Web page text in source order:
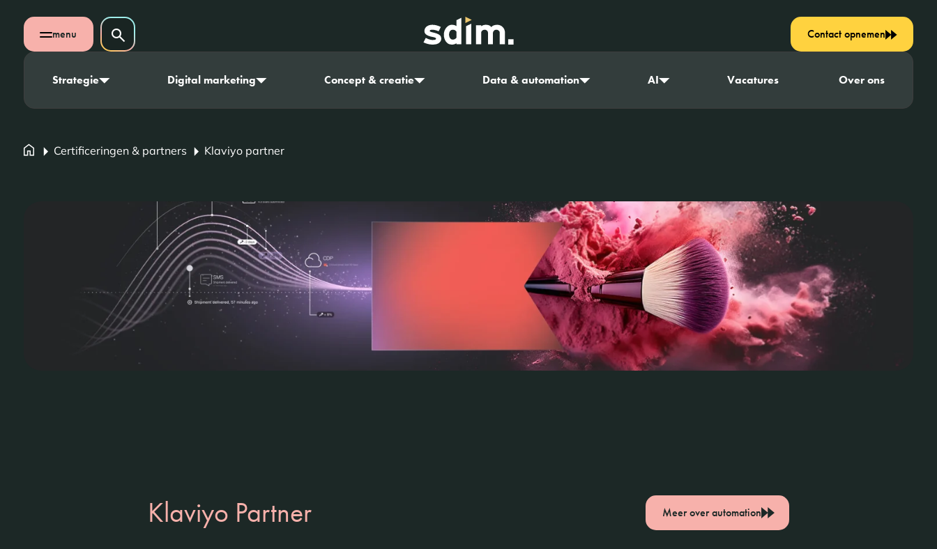
Navigatie overslaan
Open mobiel menu
menu Zoeken op website
Zoeken
Strategie Digital marketing Concept & creatie Data & automation AI Vacatures Over ons
Contact opnemen
Certificeringen & partners Klaviyo partner
Klaviyo Partner Meer over automation